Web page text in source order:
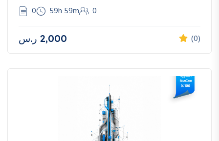
0 59h 59m 0
2,000 ر.س (0)